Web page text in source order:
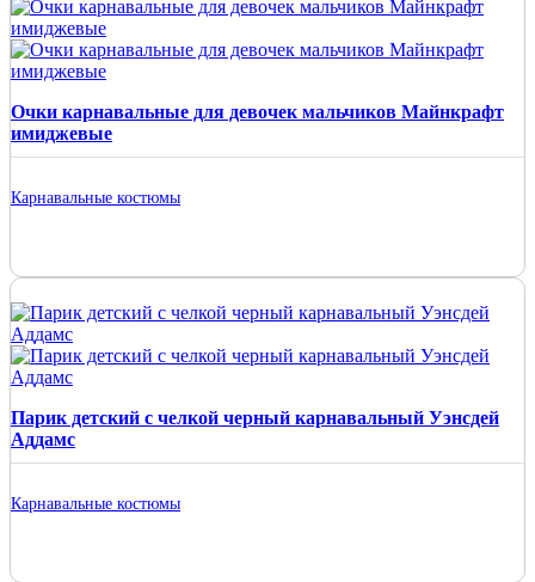
Очки карнавальные для девочек мальчиков Майнкрафт
имиджевые
Карнавальные костюмы
Парик детский с челкой черный карнавальный Уэнсдей
Аддамс
Карнавальные костюмы